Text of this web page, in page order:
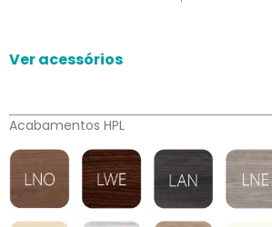
Ver acessórios
Acabamentos HPL